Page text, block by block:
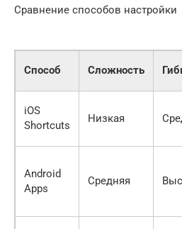
Сравнение способов настройки
Способ Сложность
iOS
Shortcuts
Низкая
Android
Apps
Средняя